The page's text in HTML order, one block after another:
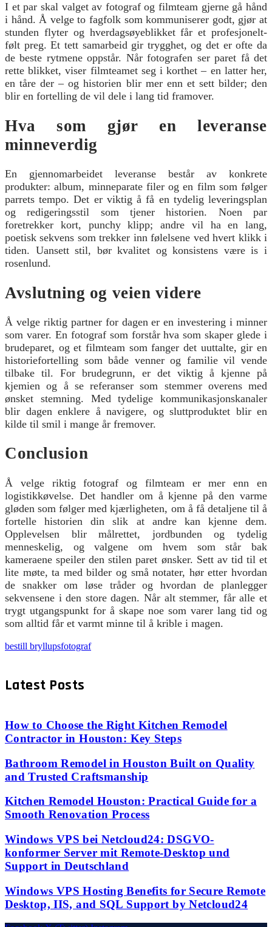
I et par skal valget av fotograf og filmteam gjerne gå hånd
i hånd. Å velge to fagfolk som kommuniserer godt, gjør at
stunden flyter og hverdagsøyeblikket får et profesjonelt-
følt preg. Et tett samarbeid gir trygghet, og det er ofte da
de beste rytmene oppstår. Når fotografen ser paret få det
rette blikket, viser filmteamet seg i korthet – en latter her,
en tåre der – og historien blir mer enn et sett bilder; den
blir en fortelling de vil dele i lang tid framover.
Hva som gjør en leveranse
minneverdig
En gjennomarbeidet leveranse består av konkrete
produkter: album, minneparate filer og en film som følger
parrets tempo. Det er viktig å få en tydelig leveringsplan
og redigeringsstil som tjener historien. Noen par
foretrekker kort, punchy klipp; andre vil ha en lang,
poetisk sekvens som trekker inn følelsene ved hvert klikk i
tiden. Uansett stil, bør kvalitet og konsistens være is i
rosenlund.
Avslutning og veien videre
Å velge riktig partner for dagen er en investering i minner
som varer. En fotograf som forstår hva som skaper glede i
brudeparet, og et filmteam som fanger det uuttalte, gir en
historiefortelling som både venner og familie vil vende
tilbake til. For brudegrunn, er det viktig å kjenne på
kjemien og å se referanser som stemmer overens med
ønsket stemning. Med tydelige kommunikasjonskanaler
blir dagen enklere å navigere, og sluttproduktet blir en
kilde til smil i mange år fremover.
Conclusion
Å velge riktig fotograf og filmteam er mer enn en
logistikkøvelse. Det handler om å kjenne på den varme
gløden som følger med kjærligheten, om å få detaljene til å
fortelle historien din slik at andre kan kjenne dem.
Opplevelsen blir målrettet, jordbunden og tydelig
menneskelig, og valgene om hvem som står bak
kameraene speiler den stilen paret ønsker. Sett av tid til et
lite møte, ta med bilder og små notater, hør etter hvordan
de snakker om løse tråder og hvordan de planlegger
sekvensene i den store dagen. Når alt stemmer, får alle et
trygt utgangspunkt for å skape noe som varer lang tid og
som alltid får et varmt minne til å krible i magen.
bestill bryllupsfotograf
Latest Posts
How to Choose the Right Kitchen Remodel
Contractor in Houston: Key Steps
Bathroom Remodel in Houston Built on Quality
and Trusted Craftsmanship
Kitchen Remodel Houston: Practical Guide for a
Smooth Renovation Process
Windows VPS bei Netcloud24: DSGVO-
konformer Server mit Remote-Desktop und
Support in Deutschland
Windows VPS Hosting Benefits for Secure Remote
Desktop, IIS, and SQL Support by Netcloud24